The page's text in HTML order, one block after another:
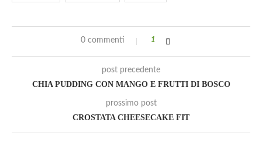
0 commenti 1
post precedente
CHIA PUDDING CON MANGO E FRUTTI DI BOSCO
prossimo post
CROSTATA CHEESECAKE FIT